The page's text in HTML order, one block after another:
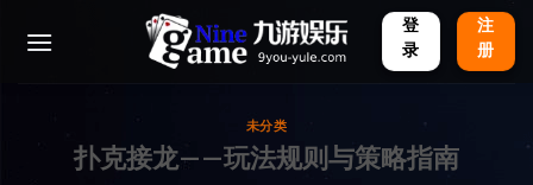
登
录
注
册
未分类
扑克接龙——玩法规则与策略指南